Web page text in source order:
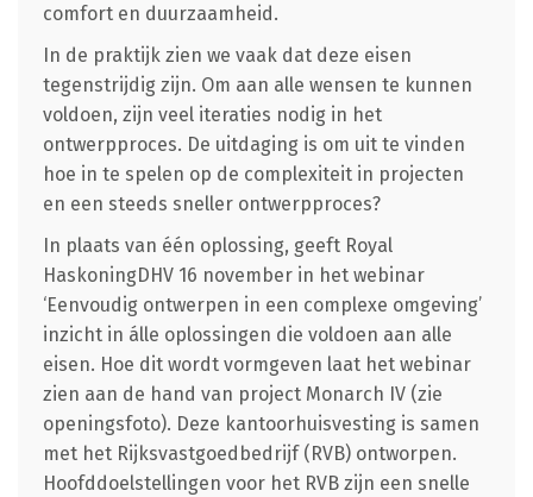
comfort en duurzaamheid.
In de praktijk zien we vaak dat deze eisen
tegenstrijdig zijn. Om aan alle wensen te kunnen
voldoen, zijn veel iteraties nodig in het
ontwerpproces. De uitdaging is om uit te vinden
hoe in te spelen op de complexiteit in projecten
en een steeds sneller ontwerpproces?
In plaats van één oplossing, geeft Royal
HaskoningDHV 16 november in het webinar
‘Eenvoudig ontwerpen in een complexe omgeving’
inzicht in álle oplossingen die voldoen aan alle
eisen. Hoe dit wordt vormgeven laat het webinar
zien aan de hand van project Monarch IV (zie
openingsfoto). Deze kantoorhuisvesting is samen
met het Rijksvastgoedbedrijf (RVB) ontworpen.
Hoofddoelstellingen voor het RVB zijn een snelle